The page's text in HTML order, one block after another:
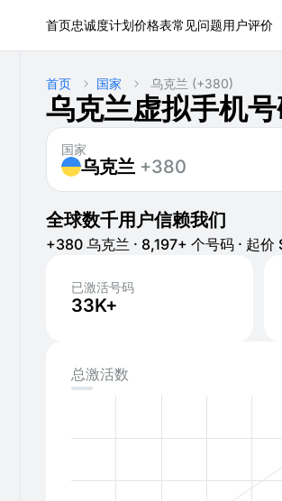
首页忠诚度计划价格表常见问题用户评价
首页 国家 乌克兰 (+380)
乌克兰虚拟手机
国家
乌克兰 +380
全球数千用户信赖我们
+380 乌克兰 · 8,197+ 个号码 · 起
已激活号码
33K+
总激活数